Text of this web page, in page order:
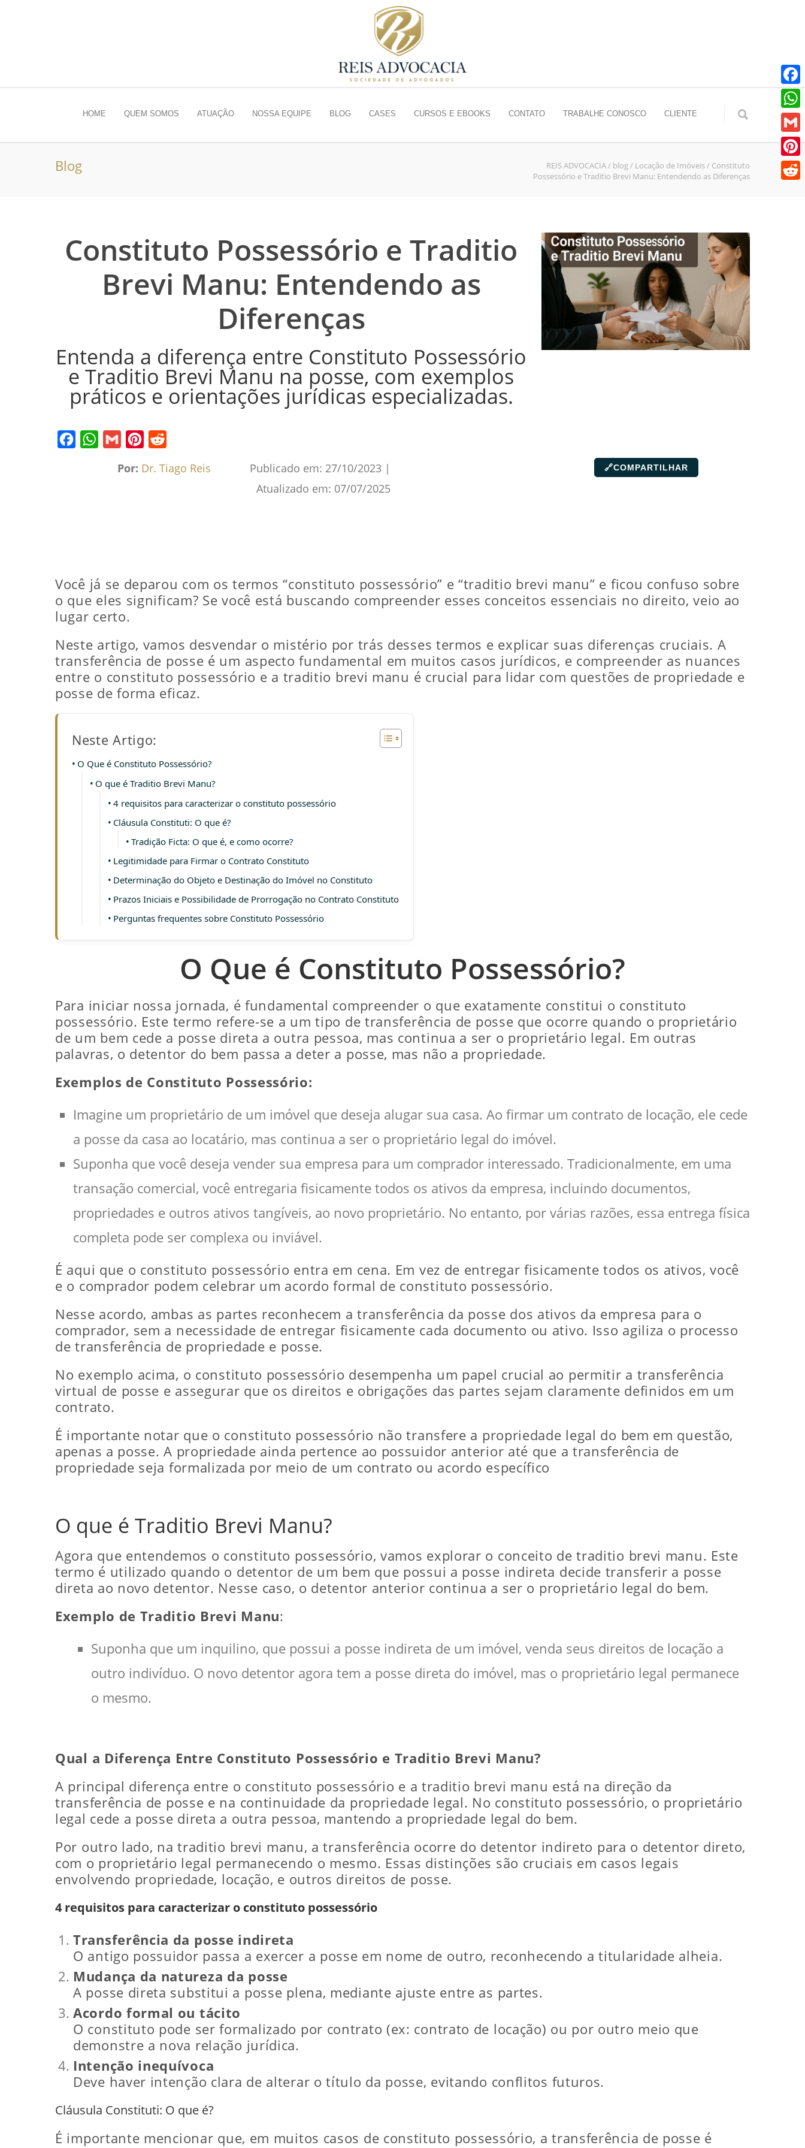
HOME QUEM SOMOS ATUAÇÃO NOSSA EQUIPE BLOG CASES CURSOS E EBOOKS CONTATO TRABALHE CONOSCO CLIENTE
Blog REIS ADVOCACIA/ blog/ Locação de Imóveis/ Constituto
Possessório e Traditio Brevi Manu: Entendendo as Diferenças
Constituto Possessório e Traditio
Brevi Manu: Entendendo as
Diferenças
Entenda a diferença entre Constituto Possessório
e Traditio Brevi Manu na posse, com exemplos
práticos e orientações jurídicas especializadas.
Por: Dr. Tiago Reis Publicado em: 27/10/2023 |
Atualizado em: 07/07/2025
🔗COMPARTILHAR
Você já se deparou com os termos “constituto possessório” e “traditio brevi manu” e ficou confuso sobre
o que eles significam? Se você está buscando compreender esses conceitos essenciais no direito, veio ao
lugar certo.
Neste artigo, vamos desvendar o mistério por trás desses termos e explicar suas diferenças cruciais. A
transferência de posse é um aspecto fundamental em muitos casos jurídicos, e compreender as nuances
entre o constituto possessório e a traditio brevi manu é crucial para lidar com questões de propriedade e
posse de forma eficaz.
Neste Artigo:
O Que é Constituto Possessório?
O que é Traditio Brevi Manu?
4 requisitos para caracterizar o constituto possessório
Cláusula Constituti: O que é?
Tradição Ficta: O que é, e como ocorre?
Legitimidade para Firmar o Contrato Constituto
Determinação do Objeto e Destinação do Imóvel no Constituto
Prazos Iniciais e Possibilidade de Prorrogação no Contrato Constituto
Perguntas frequentes sobre Constituto Possessório
O Que é Constituto Possessório?
Para iniciar nossa jornada, é fundamental compreender o que exatamente constitui o constituto
possessório. Este termo refere-se a um tipo de transferência de posse que ocorre quando o proprietário
de um bem cede a posse direta a outra pessoa, mas continua a ser o proprietário legal. Em outras
palavras, o detentor do bem passa a deter a posse, mas não a propriedade.
Exemplos de Constituto Possessório:
Imagine um proprietário de um imóvel que deseja alugar sua casa. Ao firmar um contrato de locação, ele cede
a posse da casa ao locatário, mas continua a ser o proprietário legal do imóvel.
Suponha que você deseja vender sua empresa para um comprador interessado. Tradicionalmente, em uma
transação comercial, você entregaria fisicamente todos os ativos da empresa, incluindo documentos,
propriedades e outros ativos tangíveis, ao novo proprietário. No entanto, por várias razões, essa entrega física
completa pode ser complexa ou inviável.
É aqui que o constituto possessório entra em cena. Em vez de entregar fisicamente todos os ativos, você
e o comprador podem celebrar um acordo formal de constituto possessório.
Nesse acordo, ambas as partes reconhecem a transferência da posse dos ativos da empresa para o
comprador, sem a necessidade de entregar fisicamente cada documento ou ativo. Isso agiliza o processo
de transferência de propriedade e posse.
No exemplo acima, o constituto possessório desempenha um papel crucial ao permitir a transferência
virtual de posse e assegurar que os direitos e obrigações das partes sejam claramente definidos em um
contrato.
É importante notar que o constituto possessório não transfere a propriedade legal do bem em questão,
apenas a posse. A propriedade ainda pertence ao possuidor anterior até que a transferência de
propriedade seja formalizada por meio de um contrato ou acordo específico
O que é Traditio Brevi Manu?
Agora que entendemos o constituto possessório, vamos explorar o conceito de traditio brevi manu. Este
termo é utilizado quando o detentor de um bem que possui a posse indireta decide transferir a posse
direta ao novo detentor. Nesse caso, o detentor anterior continua a ser o proprietário legal do bem.
Exemplo de Traditio Brevi Manu:
Suponha que um inquilino, que possui a posse indireta de um imóvel, venda seus direitos de locação a
outro indivíduo. O novo detentor agora tem a posse direta do imóvel, mas o proprietário legal permanece
o mesmo.
Qual a Diferença Entre Constituto Possessório e Traditio Brevi Manu?
A principal diferença entre o constituto possessório e a traditio brevi manu está na direção da
transferência de posse e na continuidade da propriedade legal. No constituto possessório, o proprietário
legal cede a posse direta a outra pessoa, mantendo a propriedade legal do bem.
Por outro lado, na traditio brevi manu, a transferência ocorre do detentor indireto para o detentor direto,
com o proprietário legal permanecendo o mesmo. Essas distinções são cruciais em casos legais
envolvendo propriedade, locação, e outros direitos de posse.
4 requisitos para caracterizar o constituto possessório
Transferência da posse indireta
O antigo possuidor passa a exercer a posse em nome de outro, reconhecendo a titularidade alheia.
Mudança da natureza da posse
A posse direta substitui a posse plena, mediante ajuste entre as partes.
Acordo formal ou tácito
O constituto pode ser formalizado por contrato (ex: contrato de locação) ou por outro meio que
demonstre a nova relação jurídica.
Intenção inequívoca
Deve haver intenção clara de alterar o título da posse, evitando conflitos futuros.
Cláusula Constituti: O que é?
É importante mencionar que, em muitos casos de constituto possessório, a transferência de posse é
Gmail